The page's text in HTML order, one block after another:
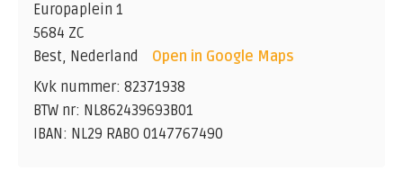
Europaplein 1
5684 ZC
Best, Nederland
Open in Google Maps
Kvk nummer: 82371938
BTW nr: NL862439693B01
IBAN: NL29 RABO 0147767490